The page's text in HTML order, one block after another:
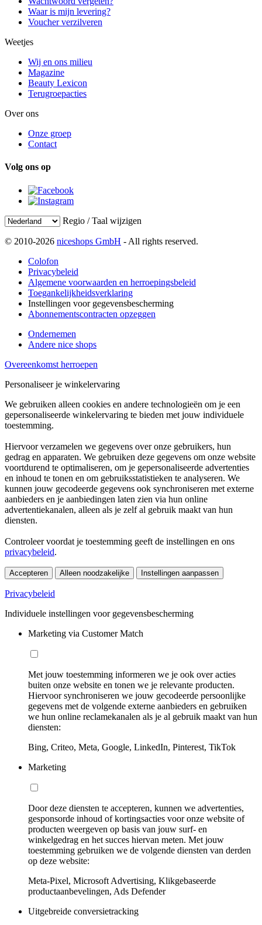
Waar is mijn levering?
Voucher verzilveren
Weetjes
Wij en ons milieu
Magazine
Beauty Lexicon
Terugroepacties
Over ons
Onze groep
Contact
Volg ons op
Regio / Taal wijzigen
© 2010-2026 niceshops GmbH - All rights reserved.
Colofon
Privacybeleid
Algemene voorwaarden en herroepingsbeleid
Toegankelijkheidsverklaring
Instellingen voor gegevensbescherming
Abonnementscontracten opzeggen
Ondernemen
Andere nice shops
Overeenkomst herroepen
Personaliseer je winkelervaring
We gebruiken alleen cookies en andere technologieën om je een
gepersonaliseerde winkelervaring te bieden met jouw individuele
toestemming.
Hiervoor verzamelen we gegevens over onze gebruikers, hun
gedrag en apparaten. We gebruiken deze gegevens om onze website
voortdurend te optimaliseren, om je gepersonaliseerde advertenties
en inhoud te tonen en om gebruiksstatistieken te analyseren. We
kunnen jouw gecodeerde gegevens ook synchroniseren met externe
aanbieders en je aanbiedingen laten zien via hun online
advertentiekanalen, alleen als je zelf al gebruik maakt van hun
diensten.
Controleer voordat je toestemming geeft de instellingen en ons
privacybeleid.
Accepteren Alleen noodzakelijke Instellingen aanpassen
Privacybeleid
Individuele instellingen voor gegevensbescherming
Marketing via Customer Match
Met jouw toestemming informeren we je ook over acties
buiten onze website en tonen we je relevante producten.
Hiervoor synchroniseren we jouw gecodeerde persoonlijke
gegevens met de volgende externe aanbieders en gebruiken
we hun online reclamekanalen als je al gebruik maakt van hun
diensten:
Bing, Criteo, Meta, Google, LinkedIn, Pinterest, TikTok
Marketing
Door deze diensten te accepteren, kunnen we advertenties,
gesponsorde inhoud of kortingsacties voor onze website of
producten weergeven op basis van jouw surf- en
winkelgedrag en het succes hiervan meten. Met jouw
toestemming gebruiken we de volgende diensten van derden
op deze website:
Meta-Pixel, Microsoft Advertising, Klikgebaseerde
productaanbevelingen, Ads Defender
Uitgebreide conversietracking